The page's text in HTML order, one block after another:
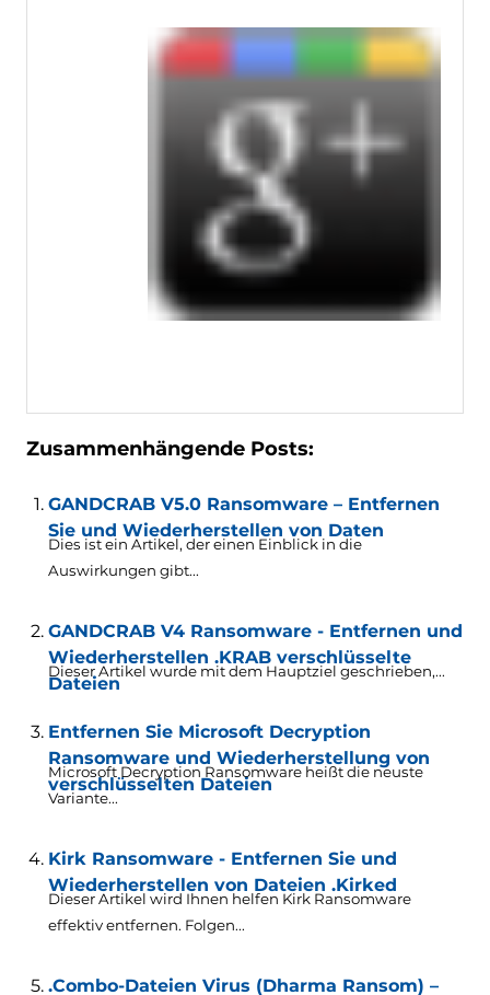
Zusammenhängende Posts:
GANDCRAB V5.0 Ransomware – Entfernen
Sie und Wiederherstellen von Daten
Dies ist ein Artikel, der einen Einblick in die
Auswirkungen gibt...
GANDCRAB V4 Ransomware - Entfernen und
Wiederherstellen .KRAB verschlüsselte
Dateien
Dieser Artikel wurde mit dem Hauptziel geschrieben,...
Entfernen Sie Microsoft Decryption
Ransomware und Wiederherstellung von
verschlüsselten Dateien
Microsoft Decryption Ransomware heißt die neuste
Variante...
Kirk Ransomware - Entfernen Sie und
Wiederherstellen von Dateien .Kirked
Dieser Artikel wird Ihnen helfen Kirk Ransomware
effektiv entfernen. Folgen...
.Combo-Dateien Virus (Dharma Ransom) –